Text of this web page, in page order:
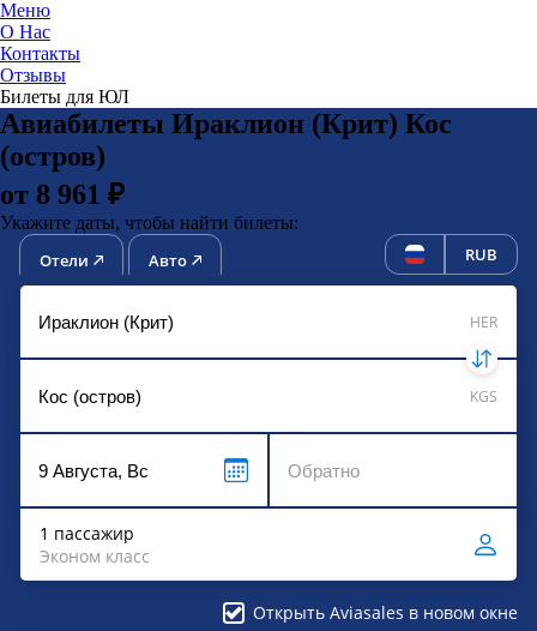
Меню
О Нас
Контакты
Отзывы
Билеты для ЮЛ
Авиабилеты Ираклион (Крит) Кос
(остров)
от 8 961 ₽
Укажите даты, чтобы найти билеты:
Отели Авто RUB
HER
KGS
1 пассажир
Эконом класс
Открыть Aviasales в новом окне